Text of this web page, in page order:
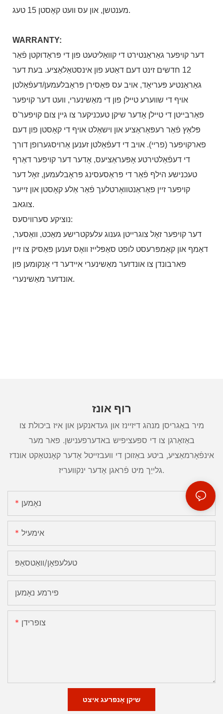
מענטשן, און עס וועט קאָסטן 15 טעג.
WARRANTY:
דער קויפער גאַראַנטירט די קוואַליטעט פון די פּראָדוקטן פֿאַר
12 חדשים זינט דעם דאַטע פון ​​אינסטאַלאַציע. בעת דער
גאַראַנטיע פּעריאָד, אויב עס פּאַסירן פּראָבלעמען/דעפֿאַלטן
אויף די שווערע טיילן פון די מאַשינערי, וועט דער קויפער
פאַרבייטן די טיילן אָדער שיקן טעכניקער צו גיין צום קויפער'ס
פּלאַץ פֿאַר רעפּאַראַציע און וישאַלט אויף די קאָסטן פון דעם
פארקויפער (פריי). אויב די דעפֿאַלטן זענען אַרויסגערופן דורך
די דעפֿאַלטירטע אָפּעראַציעס, אָדער דער קויפער דאַרף
טעכנישע הילף פֿאַר די פּראַסעסינג פּראָבלעמען, זאָל דער
קויפער זיין פאַראַנטוואָרטלעך פֿאַר אַלע קאָסטן און זייער
צוגאב.
נוציקע סערוויסעס:
דער קויפער זאָל צוגרייטן גענוג עלעקטרישע מאַכט, וואַסער,
דאַמף און קאַמפּרעסט לופט סאַפּלייז וואָס זענען פּאַסיק צו זיין
פארבונדן צו אונדזער מאַשינערי איידער די אָנקומען פון
אונדזער מאַשינערי.
רוף אונז
מיר באַגריסן מנהג דיזיינז און געדאנקען און איז ביכולת צו
באַזאָרגן צו די ספּעציפיש באדערפענישן. פאר מער
אינפֿאָרמאַציע, ביטע באַזוכן די וועבזייטל אָדער קאָנטאַקט אונדז
גלייַך מיט פֿראגן אָדער ינקוועריז.
נאָמען
אימעיל
טעלעפאָן/וואַטסאַפּ
פירמע נאָמען
צופרידן
שיקן אָנפרעג איצט